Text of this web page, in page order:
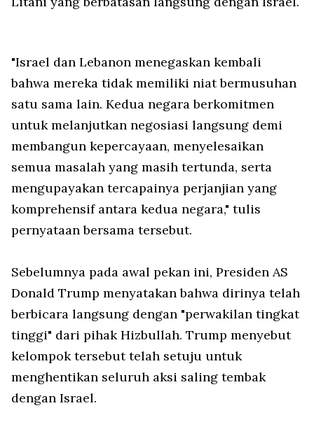
"Israel dan Lebanon menegaskan kembali
bahwa mereka tidak memiliki niat bermusuhan
satu sama lain. Kedua negara berkomitmen
untuk melanjutkan negosiasi langsung demi
membangun kepercayaan, menyelesaikan
semua masalah yang masih tertunda, serta
mengupayakan tercapainya perjanjian yang
komprehensif antara kedua negara," tulis
pernyataan bersama tersebut.
Sebelumnya pada awal pekan ini, Presiden AS
Donald Trump menyatakan bahwa dirinya telah
berbicara langsung dengan "perwakilan tingkat
tinggi" dari pihak Hizbullah. Trump menyebut
kelompok tersebut telah setuju untuk
menghentikan seluruh aksi saling tembak
dengan Israel.